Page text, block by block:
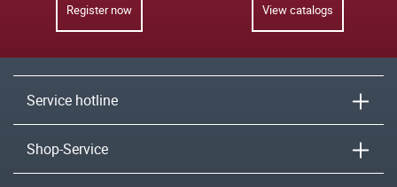
Register now View catalogs
Service hotline
Shop-Service